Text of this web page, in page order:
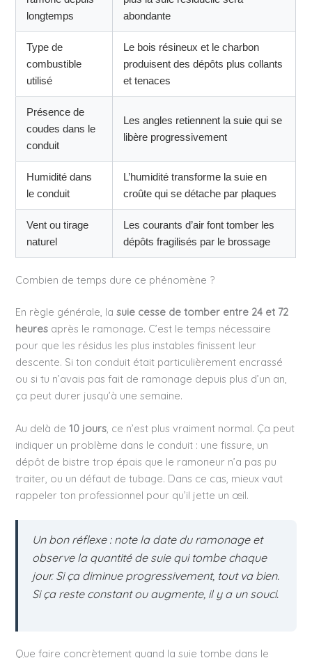
longtemps
abondante
Type de
combustible
utilisé
Le bois résineux et le charbon
produisent des dépôts plus collants
et tenaces
Présence de
coudes dans le
conduit
Les angles retiennent la suie qui se
libère progressivement
Humidité dans
le conduit
L’humidité transforme la suie en
croûte qui se détache par plaques
Vent ou tirage
naturel
Les courants d’air font tomber les
dépôts fragilisés par le brossage
Combien de temps dure ce phénomène ?
En règle générale, lasuie cesse de tomber entre 24 et 72
heures après le ramonage. C’est le temps nécessaire
pour que les résidus les plus instables finissent leur
descente. Si ton conduit était particulièrement encrassé
ou si tu n’avais pas fait de ramonage depuis plus d’un an,
ça peut durer jusqu’à une semaine.
Au delà de10 jours, ce n’est plus vraiment normal. Ça peut
indiquer un problème dans le conduit : une fissure, un
dépôt de bistre trop épais que le ramoneur n’a pas pu
traiter, ou un défaut de tubage. Dans ce cas, mieux vaut
rappeler ton professionnel pour qu’il jette un œil.
Un bon réflexe : note la date du ramonage et
observe la quantité de suie qui tombe chaque
jour. Si ça diminue progressivement, tout va bien.
Si ça reste constant ou augmente, il y a un souci.
Que faire concrètement quand la suie tombe dans le